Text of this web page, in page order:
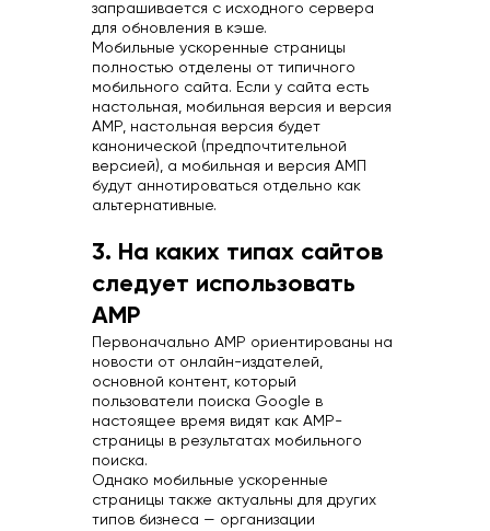
запрашивается с исходного сервера
для обновления в кэше.
Мобильные ускоренные страницы
полностью отделены от типичного
мобильного сайта. Если у сайта есть
настольная, мобильная версия и версия
AMP, настольная версия будет
канонической (предпочтительной
версией), а мобильная и версия АМП
будут аннотироваться отдельно как
альтернативные.
3. На каких типах сайтов
следует использовать
AMP
Первоначально AMP ориентированы на
новости от онлайн-издателей,
основной контент, который
пользователи поиска Google в
настоящее время видят как AMP-
страницы в результатах мобильного
поиска.
Однако мобильные ускоренные
страницы также актуальны для других
типов бизнеса — организации